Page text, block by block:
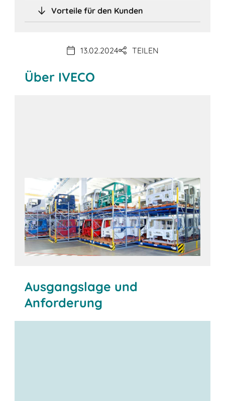
Vorteile für den Kunden
13.02.2024 TEILEN
Über IVECO
Ausgangslage und
Anforderung